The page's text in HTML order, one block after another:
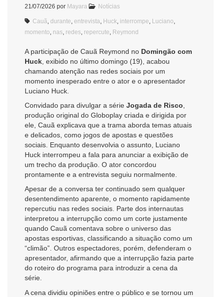
21/07/2026 por Mayara Notícias
Cauã durante entrevista Huck interrompe Luciano
momento nas redes repercute Reymond
A participação de Cauã Reymond no Domingão com
Huck , exibido no último domingo (19), acabou
chamando atenção nas redes sociais por um
momento inesperado entre o ator e o apresentador
Luciano Huck.
Convidado para divulgar a série Jogada de Risco
produção original do Globoplay criada e dirigida por
ele, Cauã explicava que a trama aborda temas atuais
e delicados, como jogos de apostas e questões
sociais. Enquanto desenvolvia o assunto, Luciano
Huck interrompeu a fala para anunciar a exibição de
um trecho da produção. O ator concordou
prontamente e a entrevista seguiu normalmente.
Apesar de a conversa ter continuado sem qualquer
desentendimento aparente, o momento rapidamente
repercutiu nas redes sociais. Parte dos internautas
interpretou a interrupção como um corte justamente
quando Cauã comentava sobre o universo das
apostas esportivas, classificando a situação como um
“climão”. Outros espectadores, porém, defenderam o
apresentador, afirmando que a interrupção fazia parte
do roteiro do programa para introduzir a cena da
série.
A cena dividiu opiniões entre o público e se tornou um